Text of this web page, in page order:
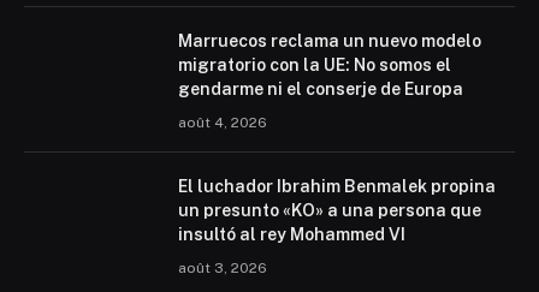
Marruecos reclama un nuevo modelo
migratorio con la UE: No somos el
gendarme ni el conserje de Europa
août 4, 2026
El luchador Ibrahim Benmalek propina
un presunto «KO» a una persona que
insultó al rey Mohammed VI
août 3, 2026